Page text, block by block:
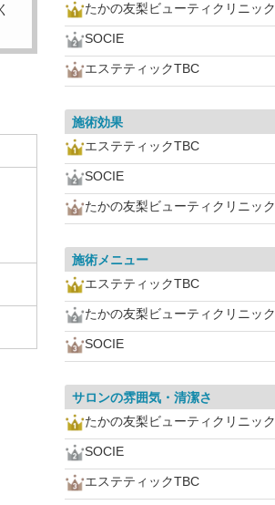
たかの友梨ビューティクリニック
SOCIE
エステティックTBC
施術効果
エステティックTBC
SOCIE
たかの友梨ビューティクリニック
施術メニュー
エステティックTBC
たかの友梨ビューティクリニック
SOCIE
サロンの雰囲気・清潔さ
たかの友梨ビューティクリニック
SOCIE
エステティックTBC